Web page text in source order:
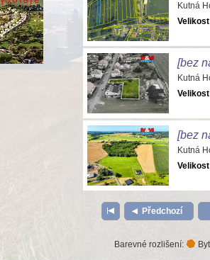
Kutná
[bez
Kutná
[bez
Kutná
Předchozí
Barevné rozlišení: